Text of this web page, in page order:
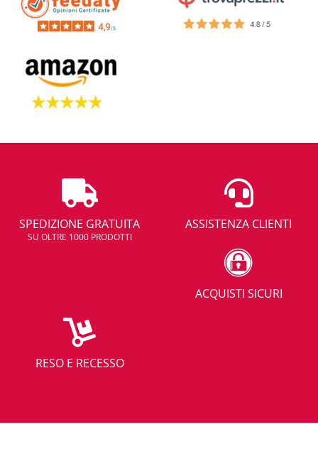
SPEDIZIONE GRATUITA
SU OLTRE 1000 PRODOTTI
ASSISTENZA CLIENTI
ACQUISTI SICURI
RESO E RECESSO